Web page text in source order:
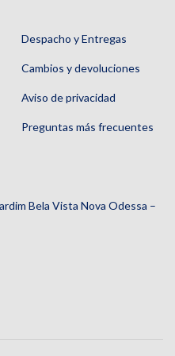
Despacho y Entregas
Cambios y devoluciones
Aviso de privacidad
Preguntas más frecuentes
Bela Vista Nova Odessa –